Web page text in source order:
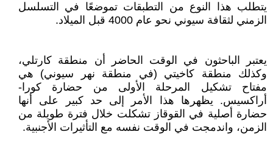
يتطلب هذا النوع من التطبقات تموضعًا في التسلسل
الزمني لثقافة سيوني نحو عام 4000 قبل الميلاد.
يعتبر الباحثون في الوقت الحاضر أن منطقة كارتلي،
وكذلك منطقة كاخيتي (في منطقة نهر سيوني) هي
مفتاح تشكيل المرحلة الأولى من حضارة كورا-
أراكسيس. يظهرها هذا الأمر إلى حد كبير على أنها
حضارة أصلية في القوقاز تشكلت خلال فترة طويلة من
الزمن، واندمجت في الوقت نفسه مع التأثيرات الأجنبية.